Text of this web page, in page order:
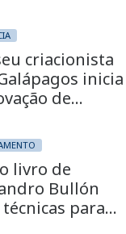
criacionista
inicia
de
livro de
Bullón
para